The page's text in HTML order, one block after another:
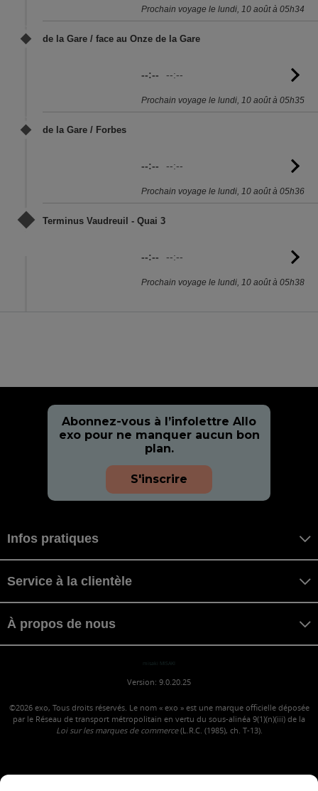
Prochain voyage le lundi, 10 août à 05h34
de la Gare / face au Onze de la Gare
--:-- --:--
Prochain voyage le lundi, 10 août à 05h35
de la Gare / Forbes
--:-- --:--
Prochain voyage le lundi, 10 août à 05h36
Terminus Vaudreuil - Quai 3
--:-- --:--
Prochain voyage le lundi, 10 août à 05h38
Abonnez-vous à l’infolettre Allo
exo pour ne manquer aucun bon
plan.
S'inscrire
Infos pratiques
Service à la clientèle
À propos de nous
misaki MISAKI
Version: 9.0.20.25
©2026 exo, Tous droits réservés. Le nom « exo » est une marque officielle déposée
par le Réseau de transport métropolitain en vertu du sous-alinéa 9(1)(n)(iii) de la
Loi sur les marques de commerce(L.R.C. (1985), ch. T-13).